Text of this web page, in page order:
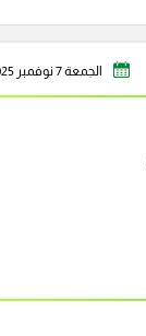
الجمعة 7 نوفمبر 2025